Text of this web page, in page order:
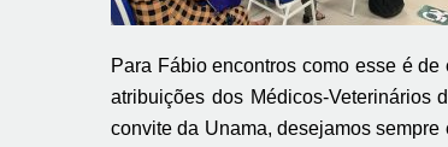
Para Fábio encontros como esse é
atribuições dos Médicos-Veterinários
convite da Unama, desejamos